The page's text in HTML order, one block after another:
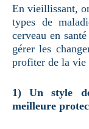
En vieillissant,
types de
cerveau en
gérer les
profiter de la vie
1) Un style
meilleure